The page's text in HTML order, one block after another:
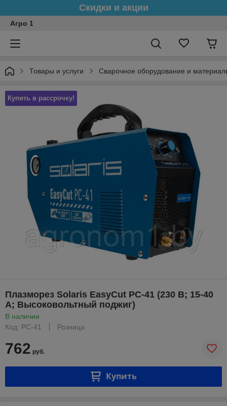
Скидки и акции
Агро 1
Товары и услуги Сварочное оборудование и
Купить в рассрочку!
Плазморез Solaris EasyCut PC-41 (230 В; 15-40
А; Высоковольтный поджиг)
В наличии
Код: PC-41
Розница
762 руб.
Купить